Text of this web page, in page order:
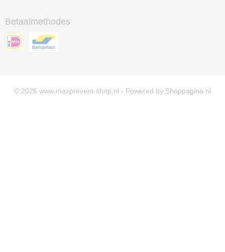
Betaalmethodes
© 2026 www.maxprevent-shop.nl - Powered by Shoppagina.nl